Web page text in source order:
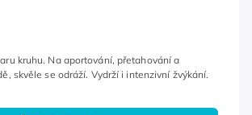
kruhu. Na aportování, přetahování a
skvěle se odráží. Vydrží i intenzivní žvýkání.